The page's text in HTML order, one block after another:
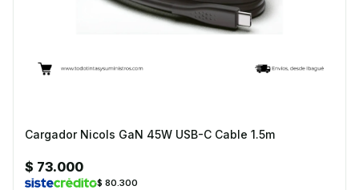
Cargador Nicols GaN 45W USB-C Cable 1.5m
$ 73.000
$ 80.300